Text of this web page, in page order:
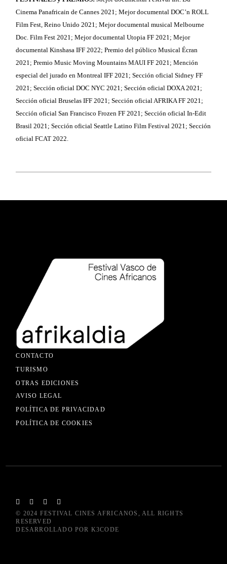
Cinema Panafricain de Cannes 2021; Mejor documental DOC’n ROLL
Film Fest, Reino Unido 2021; Mejor documental musical Melbourne
Doc. Film Fest 2021; Mejor documental Utopia FF 2021; Mejor
documental Kinshasa IFF 2022; Premio del público Musical Écran
2021; Premio Music Moving Mountains MAUI FF 2021; Mención
especial del jurado en Montreal IFF 2021; Sección oficial Sidney FF
2021; Sección oficial DOC NYC 2021; Sección oficial DOXA 2021;
Sección oficial Bruselas IFF 2021; Sección oficial AFRIKA FF 2021;
Sección oficial San Francisco Frozen FF 2021; Sección oficial In-Edit
Brasil 2021; Sección oficial Seattle Latino Film Festival 2021; Sección
oficial FCAT 2022.
CONTACTO
TURISMO
OTRAS EDICIONES
AVISO LEGAL
POLÍTICA DE PRIVACIDAD
POLÍTICA DE COOKIES
© 2024 FESTIVAL CINES AFRICANOS , ALL RIGHTS
RESERVED
DESARROLLADO POR K3CODE